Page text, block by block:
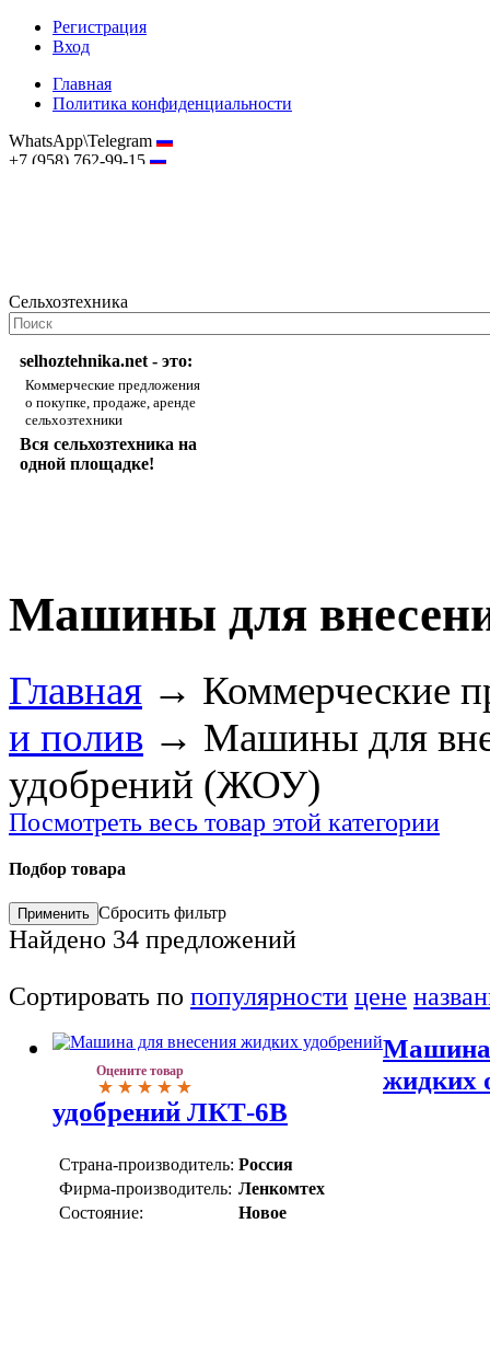
Регистрация
Вход
Главная
Политика конфиденциальности
WhatsApp\Telegram
+7 (958) 762-99-15
Сельхозтехника
selhoztehnika.net - это:
Коммерческие предложения
о покупке, продаже, аренде
сельхозтехники
Вся сельхозтехника на
одной площадке!
Машины для
Главная → Коммерческие
и полив → Машины для
удобрений (ЖОУ)
Посмотреть весь товар этой категории
Подбор товара
Сбросить фильтр
Найдено 34 предложений
Сортировать по популярности цене
Оцените товар
Машина
жидких
удобрений ЛКТ-6В
Страна-производитель: Россия
Фирма-производитель: Ленкомтех
Состояние:
Новое